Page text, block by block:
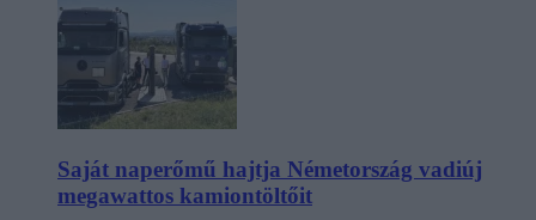
Saját naperőmű hajtja Németország vadiúj
megawattos kamiontöltőit